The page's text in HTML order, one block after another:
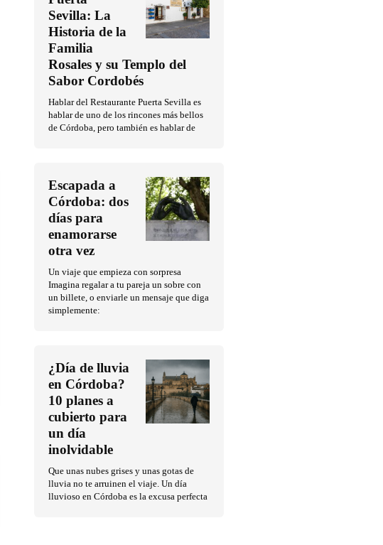
Sevilla: La
Historia de la
Familia
Rosales y su Templo del
Sabor Cordobés
Hablar del Restaurante Puerta Sevilla es
hablar de uno de los rincones más bellos
de Córdoba, pero también es hablar de
Escapada a
Córdoba: dos
días para
enamorarse
otra vez
Un viaje que empieza con sorpresa
Imagina regalar a tu pareja un sobre con
un billete, o enviarle un mensaje que diga
simplemente:
¿Día de lluvia
en Córdoba?
10 planes a
cubierto para
un día
inolvidable
Que unas nubes grises y unas gotas de
lluvia no te arruinen el viaje. Un día
lluvioso en Córdoba es la excusa perfecta